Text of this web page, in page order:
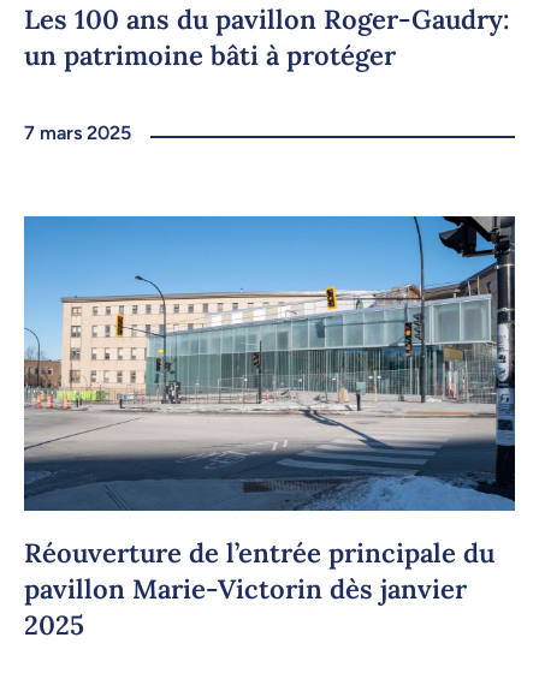
Les 100 ans du pavillon Roger-Gaudry:
un patrimoine bâti à protéger
7 mars 2025
Réouverture de l’entrée principale du
pavillon Marie-Victorin dès janvier
2025